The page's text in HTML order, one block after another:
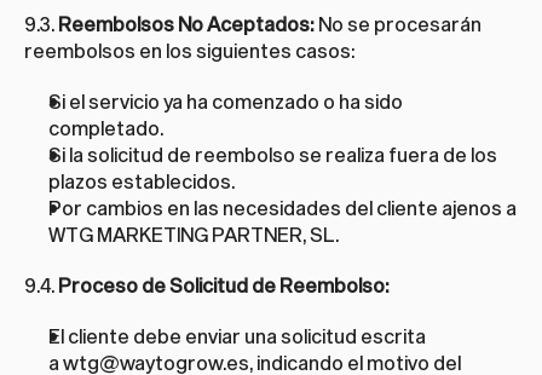
9.3. Reembolsos No Aceptados: No se procesarán
reembolsos en los siguientes casos:
Si el servicio ya ha comenzado o ha sido
completado.
Si la solicitud de reembolso se realiza fuera de los
plazos establecidos.
Por cambios en las necesidades del cliente ajenos a
WTG MARKETING PARTNER, SL.
9.4. Proceso de Solicitud de Reembolso:
El cliente debe enviar una solicitud escrita
a wtg@waytogrow.es, indicando el motivo del